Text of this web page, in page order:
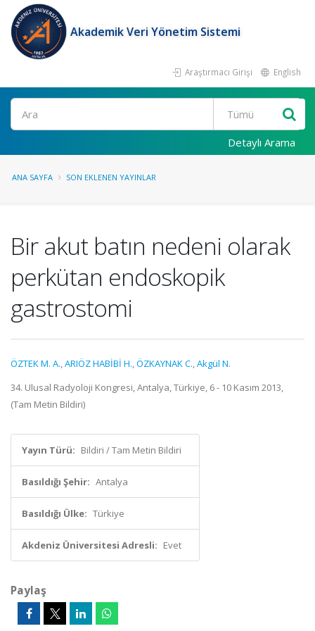
Akademik Veri Yönetim Sistemi
Araştırmacı Girişi English
Ara
Detaylı Arama
ANA SAYFA SON EKLENEN YAYINLAR
Bir akut batın nedeni olarak
perkütan endoskopik
gastrostomi
ÖZTEK M. A.,ARIÖZ HABİBİ H.,ÖZKAYNAK C.,Akgül N.
34. Ulusal Radyoloji Kongresi, Antalya, Türkiye, 6 - 10 Kasım 2013,
(Tam Metin Bildiri)
Yayın Türü: Bildiri / Tam Metin Bildiri
Basıldığı Şehir: Antalya
Basıldığı Ülke: Türkiye
Akdeniz Üniversitesi Adresli: Evet
Paylaş